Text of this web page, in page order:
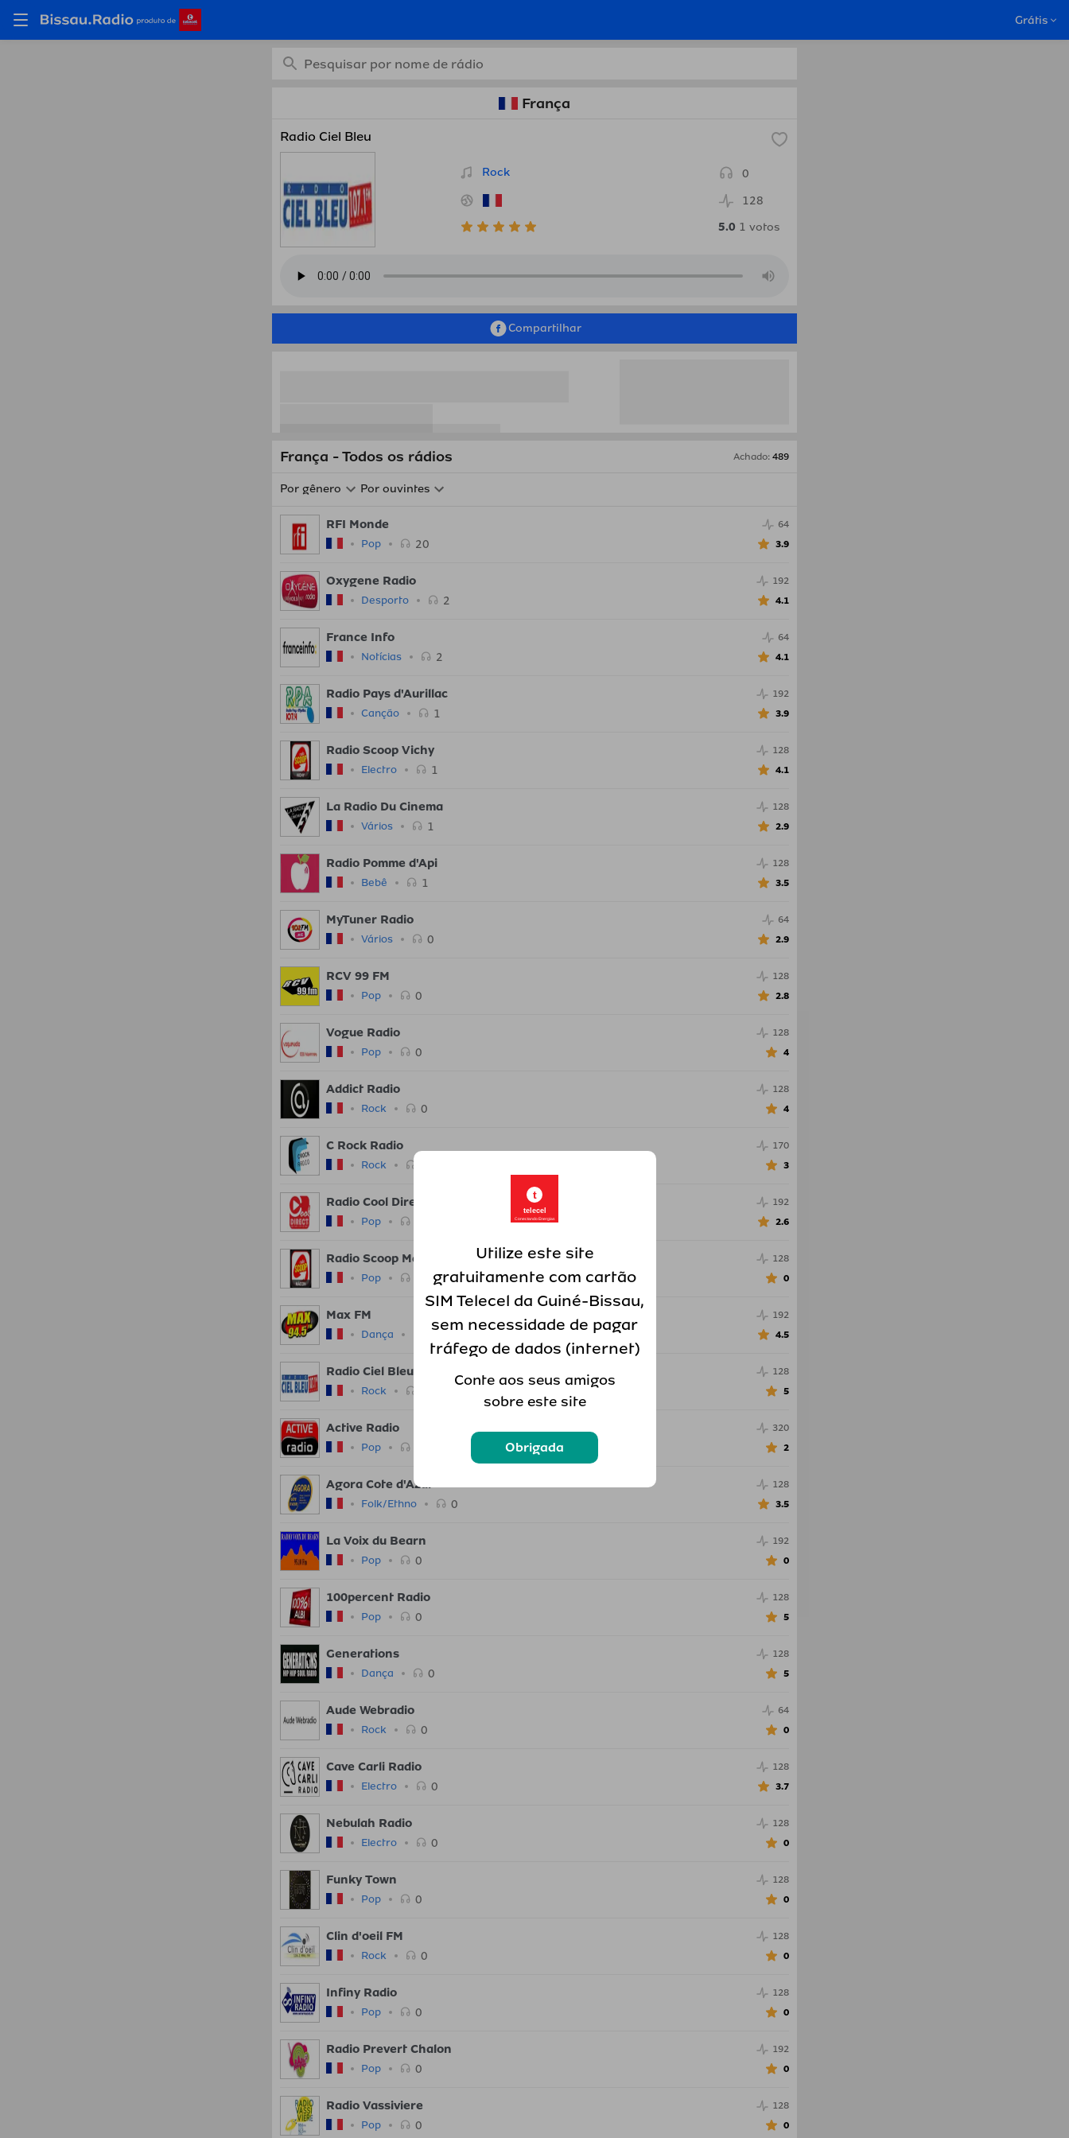
Grátis
França
Radio Ciel Bleu
Rock
0
128
5.0 1 votos
Compartilhar
França - Todos os rádios Achado:489
Por gênero Por ouvintes
RFI Monde
Pop 20
64
3.9
Oxygene Radio
Desporto 2
192
4.1
France Info
Notícias 2
64
4.1
Radio Pays d'Aurillac
Canção 1
192
3.9
Radio Scoop Vichy
Electro 1
128
4.1
La Radio Du Cinema
Vários 1
128
2.9
Radio Pomme d'Api
Bebê 1
128
3.5
MyTuner Radio
Vários 0
64
2.9
RCV 99 FM
Pop 0
128
2.8
Vogue Radio
Pop 0
128
4
Addict Radio
Rock 0
128
4
C Rock Radio
Rock
170
3
Radio Cool Direct L'air du sud
Pop
192
2.6
Radio Scoop Macon
Pop
128
0
Max FM
Dança 0
192
4.5
Radio Ciel Bleu
Rock
128
5
Active Radio
Pop
320
2
Agora Cote d'Azur
Folk/Ethno 0
128
3.5
La Voix du Bearn
Pop 0
192
0
100percent Radio
Pop 0
128
5
Generations
Dança 0
128
5
Aude Webradio
Rock 0
64
0
Cave Carli Radio
Electro 0
128
3.7
Nebulah Radio
Electro 0
128
0
Funky Town
Pop 0
128
0
Clin d'oeil FM
Rock 0
128
0
Infiny Radio
Pop 0
128
0
Radio Prevert Chalon
Pop 0
192
0
Radio Vassiviere
Pop 0
128
0
t
telecel
Conectando Energias
Utilize este site
gratuitamente com cartão
SIM Telecel da Guiné-Bissau,
sem necessidade de pagar
tráfego de dados (internet)
Conte aos seus amigos
sobre este site
Obrigada